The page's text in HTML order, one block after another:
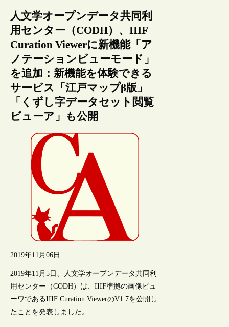
人文学オープンデータ共同利
用センター（CODH）、IIIF
Curation Viewerに新機能「ア
ノテーションビューモード」
を追加：新機能を体験できる
サービス「江戸マップβ版」
「くずし字データセット閲覧
ビューア」も公開
2019年11月06日
2019年11月5日、人文学オープンデータ共同利
用センター（CODH）は、IIIF準拠の画像ビュ
ーワであるIIIF Curation ViewerのV1.7を公開し
たことを発表しました。